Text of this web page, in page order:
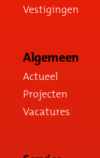
Vestigingen
Algemeen
Actueel
Projecten
Vacatures